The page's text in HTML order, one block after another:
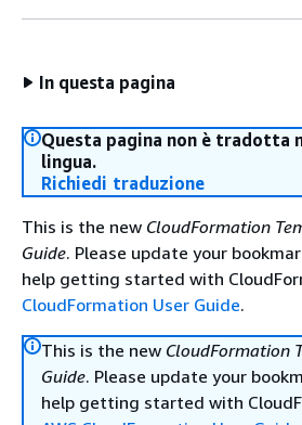
In questa pagina
Questa pagina non è tradotta
lingua.
Richiedi traduzione
This is the new CloudFormation
Guide. Please update your
help getting started with
CloudFormation User Guide.
This is the new CloudFormation
Guide. Please update your
help getting started with